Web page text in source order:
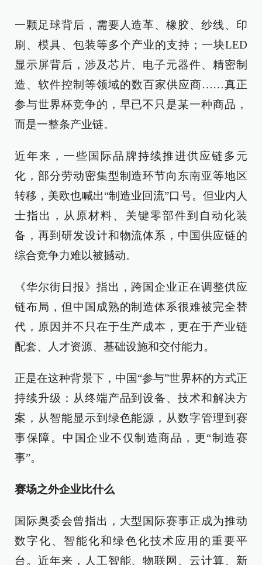
一颗足球背后，需要人造革、橡胶、纱线、印
刷、模具、包装等多个产业的支持；一块LED
显示屏背后，涉及芯片、电子元器件、精密制
造、软件控制等领域的数百家供应商……真正
参与世界杯竞争的，早已不只是某一种商品，
而是一整条产业链。
近年来，一些国际品牌持续推进供应链多元
化，部分劳动密集型制造环节向东南亚等地区
转移，美欧也喊出“制造业回流”口号。但业内人
士指出，从原材料、关键零部件到自动化装
备，再到研发设计和物流体系，中国供应链的
综合竞争力难以被撼动。
《华尔街日报》指出，跨国企业正在调整供应
链布局，但中国成熟的制造体系很难被完全替
代，原因并不只在于生产成本，更在于产业链
配套、人才资源、基础设施和交付能力。
正是在这种背景下，中国“参与”世界杯的方式正
持续升级：从终端产品到设备、技术和解决方
案，从智能显示到绿色能源，从数字管理到赛
事保障。中国企业不仅制造商品，更“制造赛
事”。
赛场之外企业比什么
国际奥委会曾指出，大型国际赛事正成为推动
数字化、智能化和绿色化技术应用的重要平
台。近年来，人工智能、物联网、云计算、新